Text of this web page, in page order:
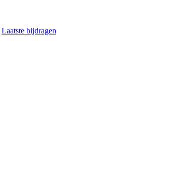
Laatste bijdragen